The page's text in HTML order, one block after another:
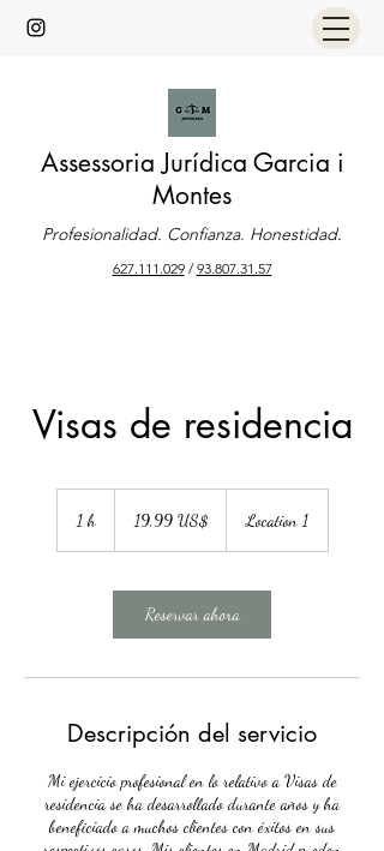
627.111.029/93.807.31.57
Profesionalidad. Confianza. Honestidad.
Assessoria Jurídica Garcia i
Montes
Visas de residencia
1 h1
estadounidenses
19,99 US$ Location 1
Reservar ahora
Descripción del servicio
Mi ejercicio profesional en lo relativo a Visas de
residencia se ha desarrollado durante años y ha
beneficiado a muchos clientes con éxitos en sus